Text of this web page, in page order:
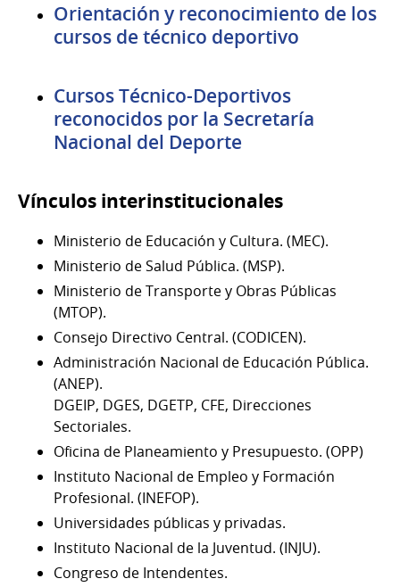
Orientación y reconocimiento de los
cursos de técnico deportivo
Cursos Técnico-Deportivos
reconocidos por la Secretaría
Nacional del Deporte
Vínculos interinstitucionales
Ministerio de Educación y Cultura. (MEC).
Ministerio de Salud Pública. (MSP).
Ministerio de Transporte y Obras Públicas
(MTOP).
Consejo Directivo Central. (CODICEN).
Administración Nacional de Educación Pública.
(ANEP).
DGEIP, DGES, DGETP, CFE, Direcciones
Sectoriales.
Oficina de Planeamiento y Presupuesto. (OPP)
Instituto Nacional de Empleo y Formación
Profesional. (INEFOP).
Universidades públicas y privadas.
Instituto Nacional de la Juventud. (INJU).
Congreso de Intendentes.